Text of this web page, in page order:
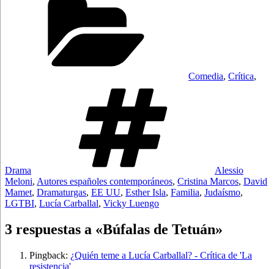
Comedia, Crítica,
Drama
Alessio
Meloni, Autores españoles contemporáneos, Cristina Marcos, David
Mamet, Dramaturgas, EE UU, Esther Isla, Familia, Judaísmo,
LGTBI, Lucía Carballal, Vicky Luengo
3 respuestas a «Búfalas de Tetuán»
Pingback: ¿Quién teme a Lucía Carballal? - Crítica de 'La
resistencia'